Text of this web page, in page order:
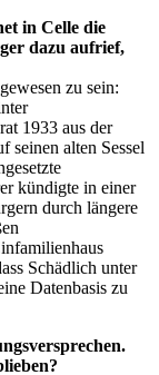
in Celle die
dazu aufrief,
zu sein:
1933 aus der
seinen alten Sessel
kündigte in einer
durch längere
Schädlich unter
Datenbasis zu